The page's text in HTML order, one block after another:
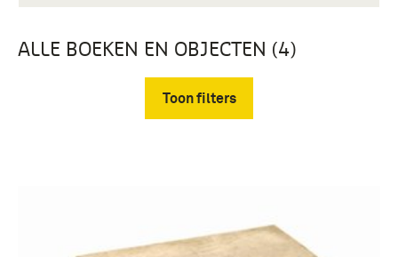
ALLE BOEKEN EN OBJECTEN (4)
Toon filters